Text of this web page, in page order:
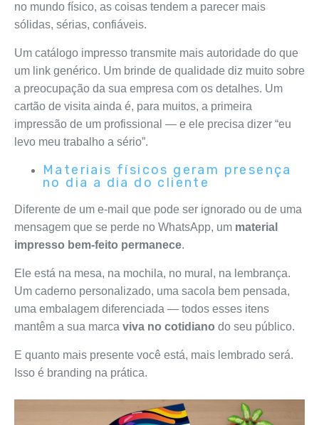
no mundo físico, as coisas tendem a parecer mais
sólidas, sérias, confiáveis.
Um catálogo impresso transmite mais autoridade do que
um link genérico. Um brinde de qualidade diz muito sobre
a preocupação da sua empresa com os detalhes. Um
cartão de visita ainda é, para muitos, a primeira
impressão de um profissional — e ele precisa dizer “eu
levo meu trabalho a sério”.
Materiais físicos geram presença
no dia a dia do cliente
Diferente de um e-mail que pode ser ignorado ou de uma
mensagem que se perde no WhatsApp, um material
impresso bem-feito permanece.
Ele está na mesa, na mochila, no mural, na lembrança.
Um caderno personalizado, uma sacola bem pensada,
uma embalagem diferenciada — todos esses itens
mantêm a sua marca viva no cotidiano do seu público.
E quanto mais presente você está, mais lembrado será.
Isso é branding na prática.